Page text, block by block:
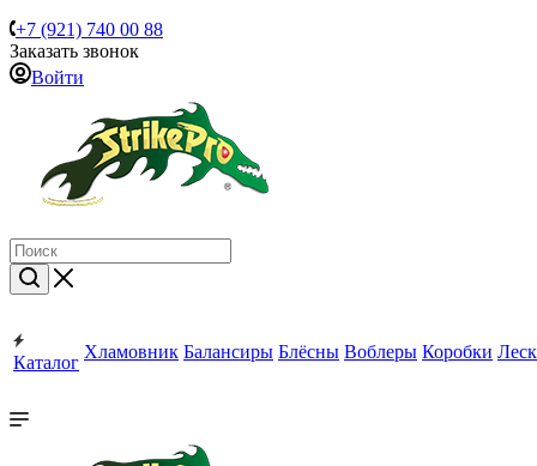
+7 (921) 740 00 88
Заказать звонок
Войти
Каталог
Хламовник Балансиры Блёсны Воблеры Коробки